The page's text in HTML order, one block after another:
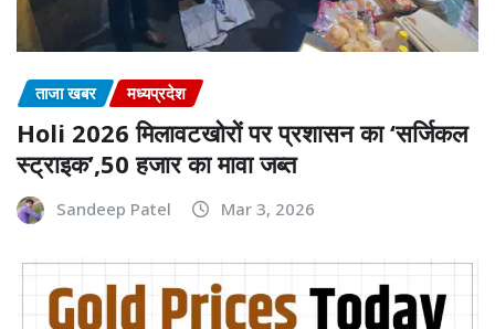
ताजा खबर मध्यप्रदेश
Holi 2026 मिलावटखोरों पर प्रशासन का ‘सर्जिकल
स्ट्राइक’,50 हजार का मावा जब्त
Sandeep Patel Mar 3, 2026